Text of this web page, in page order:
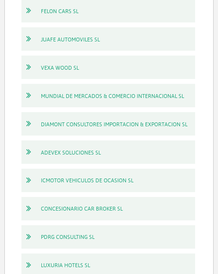
FELON CARS SL
JUAFE AUTOMOVILES SL
VEXA WOOD SL
MUNDIAL DE MERCADOS & COMERCIO INTERNACIONAL SL
DIAMONT CONSULTORES IMPORTACION & EXPORTACION SL
ADEVEX SOLUCIONES SL
ICMOTOR VEHICULOS DE OCASION SL
CONCESIONARIO CAR BROKER SL
PDRG CONSULTING SL
LUXURIA HOTELS SL